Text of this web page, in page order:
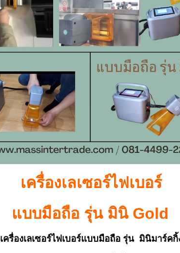
เครื่องเลเซอร์ไฟเบอร์
แบบมือถือ รุ่น มินิ Gold
เครื่องเลเซอร์ไฟเบอร์แบบมือถือ รุ่น มินิมาร์คกิ้